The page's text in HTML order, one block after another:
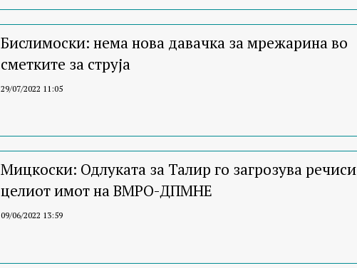
Бислимоски: нема нова давачка за мрежарина во
сметките за струја
29/07/2022 11:05
Мицкоски: Одлуката за Талир го загрозува речиси
целиот имот на ВМРО-ДПМНЕ
09/06/2022 13:59